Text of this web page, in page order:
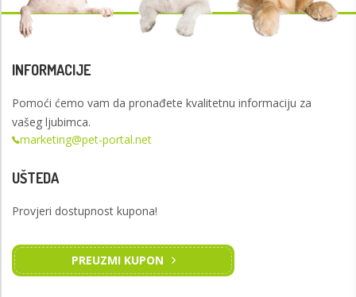
INFORMACIJE
Pomoći ćemo vam da pronađete kvalitetnu informaciju za
vašeg ljubimca.
marketing@pet-portal.net
UŠTEDA
Provjeri dostupnost kupona!
PREUZMI KUPON